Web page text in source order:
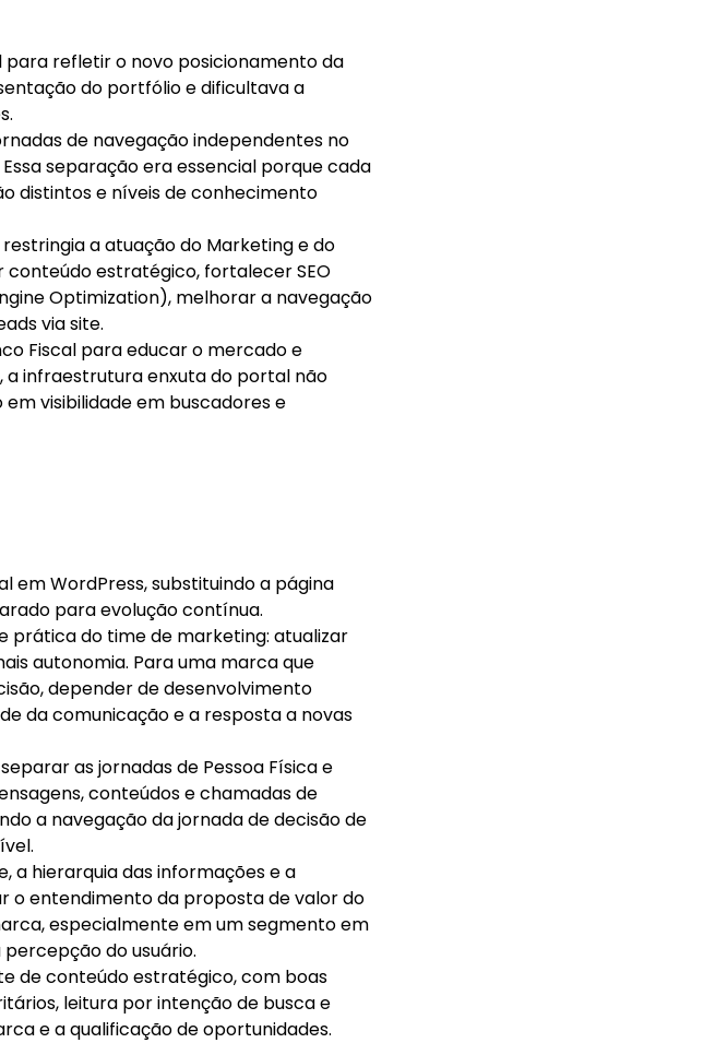
para refletir o novo posicionamento da
do portfólio e dificultava a
de navegação independentes no
separação era essencial porque cada
distintos e níveis de conhecimento
a atuação do Marketing e do
estratégico, fortalecer SEO
Optimization), melhorar a navegação
via site.
Fiscal para educar o mercado e
infraestrutura enxuta do portal não
visibilidade em buscadores e
em WordPress, substituindo a página
para evolução contínua.
prática do time de marketing: atualizar
autonomia. Para uma marca que
depender de desenvolvimento
da comunicação e a resposta a novas
as jornadas de Pessoa Física e
conteúdos e chamadas de
a navegação da jornada de decisão de
a hierarquia das informações e a
o entendimento da proposta de valor do
especialmente em um segmento em
do usuário.
de conteúdo estratégico, com boas
leitura por intenção de busca e
e a qualificação de oportunidades.